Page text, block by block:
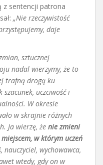
z sentencji patrona
„Nie rzeczywistość
daje
sztucznej
nadal wierzymy, że to
trafną drogą ku
szacunek, uczciwość i
W okresie
w skrajnie różnych
Ja wierzę, że nie zmieni
w którym uczeń
wychowawca,
wtedy, gdy on w